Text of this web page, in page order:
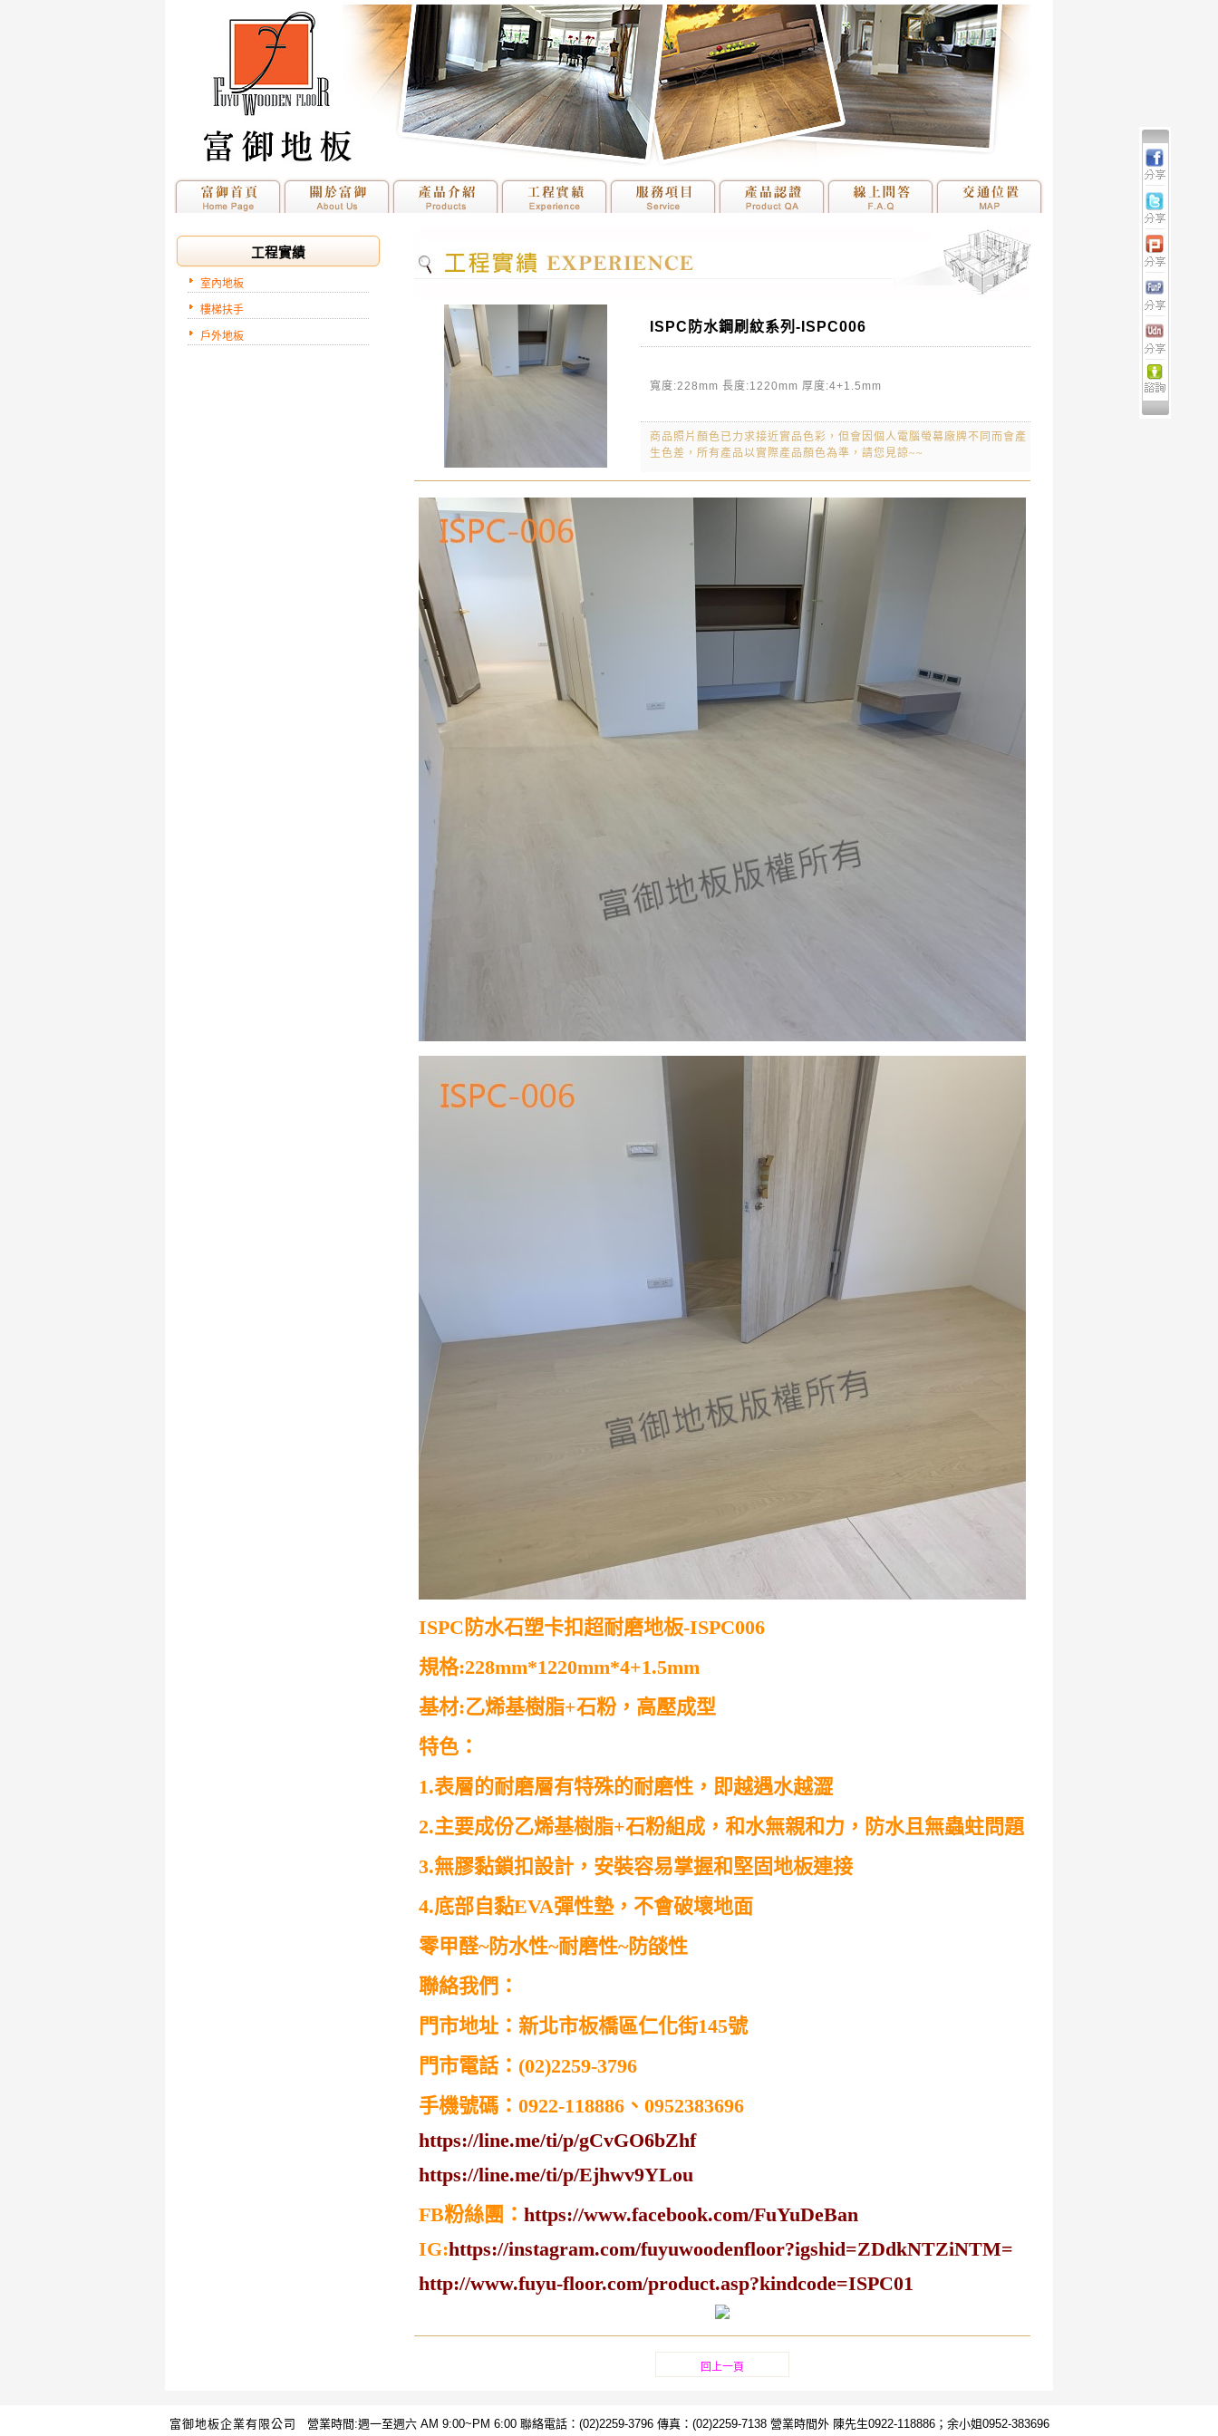
工程實績
室內地板
樓梯扶手
戶外地板
ISPC防水鋼刷紋系列-ISPC006
寬度:228mm 長度:1220mm 厚度:4+1.5mm
商品照片顏色已力求接近實品色彩，但會因個人電腦螢幕廠牌不同而會產
生色差，所有產品以實際產品顏色為準，請您見諒~~
ISPC 防水石塑卡扣超耐磨地板-ISPC006
規格:228mm*1220mm*4+1.5mm
基材:乙烯基樹脂+石粉，高壓成型
特色：
1.表層的耐磨層有特殊的耐磨性，即越遇水越澀
2.主要成份乙烯基樹脂+石粉組成，和水無親和力，防水且無蟲蛀問題
3.無膠黏鎖扣設計，安裝容易掌握和堅固地板連接
4.底部自黏EVA彈性墊，不會破壞地面
零甲醛~防水性~耐磨性~防燄性
聯絡我們：
門市地址：新北市板橋區仁化街145號
門市電話： (02)2259-3796
手機號碼： 0922-118886 、 0952383696
https://line.me/ti/p/gCvGO6bZhf
https://line.me/ti/p/Ejhwv9YLou
FB粉絲團： https://www.facebook.com/FuYuDeBan
IG:https://instagram.com/fuyuwoodenfloor?igshid=ZDdkNTZiNTM=
http://www.fuyu-floor.com/product.asp?kindcode=ISPC01
回上一頁
富御地板企業有限公司 營業時間:週一至週六 AM 9:00~PM 6:00 聯絡電話：(02)2259-3796 傳真：(02)2259-7138 營業時間外 陳先生0922-118886；余小姐0952-383696